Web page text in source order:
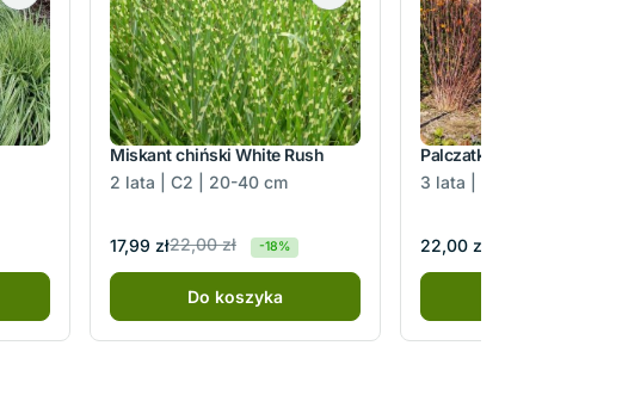
Miskant chiński White Rush
2 lata | C2 | 20-40 cm
17,99 zł22,00 zł -18%
Do koszyka
Palczatka miotlasta Blue
3 lata | C2 | 50-70 cm
22,00 zł